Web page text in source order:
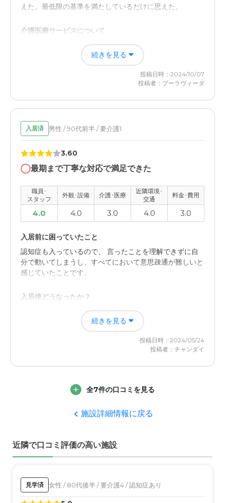
えた。最低限の基準を満たしているだけに思えた。
介護医療サービスについて
サ高住は本来そうなのかもしれないが、必要最小限のバイ
タルチェックや闇緊急時の対応だけで良いと思う。介護が
必要となれば本人の意思が最大限優先されるような対応が
できるか現時点では判断できなかった。
続きを見る
投稿日時：2024/10/07
投稿者：プーラヴィーダ
入居済 男性 / 90代前半 / 要介護1
3.60
最期まで丁寧な対応で満足できた
職員･
スタッフ
外観･設備 介護･医療
近隣環境･
交通
料金･費用
4.0 4.0 3.0 4.0 3.0
入居前に困っていたこと
認知症も入っているので、 言ったことを理解できずに自
分で動いてしまうし、すべてにおいて意思疎通が難しいと
感じていたことです。
入居後どうなったか？
人が常時付いていてくれるので安心でした。家にいた時は
常に人を付けることは出来なかった。緊急事も連絡しても
らえるので、気持ちに余裕が出来た。
最後は施設において最後を迎えましたが、丁寧な対応を心
外観・内装・居室・設備について
環境でした。ウチから不便さは感じませんでした。
続きを見る
投稿日時：2024/05/24
投稿者：チャンダイ
全7件の口コミを見る
施設詳細情報に戻る
近隣で口コミ評価の高い施設
見学済 女性 / 80代後半 / 要介護4 / 認知症あり